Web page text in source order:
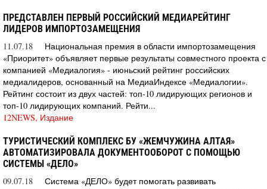
ПРЕДСТАВЛЕН ПЕРВЫЙ РОССИЙСКИЙ МЕДИАРЕЙТИНГ
ЛИДЕРОВ ИМПОРТОЗАМЕЩЕНИЯ
11.07.18
Национальная премия в области импортозамещения
«Приоритет» объявляет первые результаты совместного проекта с
компанией «Медиалогия» - июньский рейтинг российских
медиалидеров, основанный на МедиаИндексе «Медиалогии».
Рейтинг состоит из двух частей: топ-10 лидирующих регионов и
топ-10 лидирующих компаний. Рейти...
12NEWS, Издание
ТУРИСТИЧЕСКИЙ КОМПЛЕКС БУ «ЖЕМЧУЖИНА АЛТАЯ»
АВТОМАТИЗИРОВАЛА ДОКУМЕНТООБОРОТ С ПОМОЩЬЮ
СИСТЕМЫ «ДЕЛО»
09.07.18
Система «ДЕЛО» будет помогать развивать